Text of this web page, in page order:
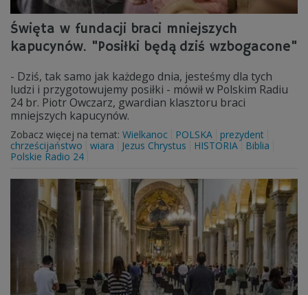
Święta w fundacji braci mniejszych
kapucynów. "Posiłki będą dziś wzbogacone"
- Dziś, tak samo jak każdego dnia, jesteśmy dla tych
ludzi i przygotowujemy posiłki - mówił w Polskim Radiu
24 br. Piotr Owczarz, gwardian klasztoru braci
mniejszych kapucynów.
Zobacz więcej na temat: Wielkanoc POLSKA
prezydent
chrześcijaństwo
wiara Jezus Chrystus HISTORIA
Biblia
Polskie Radio 24